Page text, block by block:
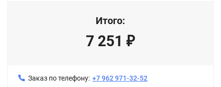
Итого:
7 251 ₽
Заказ по телефону: +7 962 971-32-52